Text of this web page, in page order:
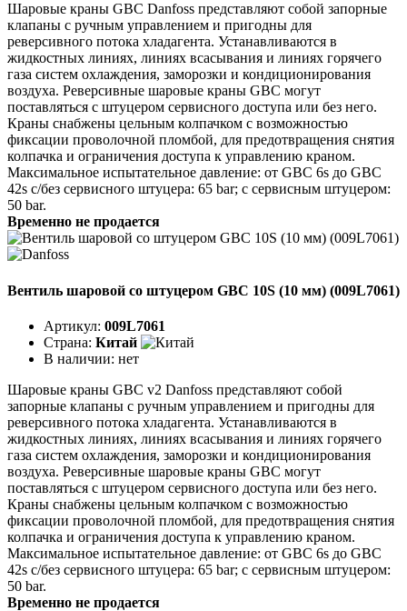
Шаровые краны GBC Danfoss представляют собой запорные
клапаны с ручным управлением и пригодны для
реверсивного потока хладагента. Устанавливаются в
жидкостных линиях, линиях всасывания и линиях горячего
газа систем охлаждения, заморозки и кондиционирования
воздуха. Реверсивные шаровые краны GBC могут
поставляться с штуцером сервисного доступа или без него.
Краны снабжены цельным колпачком с возможностью
фиксации проволочной пломбой, для предотвращения снятия
колпачка и ограничения доступа к управлению краном.
Максимальное испытательное давление: от GBC 6s до GBC
42s с/без сервисного штуцера: 65 bar; с сервисным штуцером:
50 bar.
Временно не продается
Вентиль шаровой со штуцером GBC 10S (10 мм) (009L7061)
Артикул: 009L7061
Страна: Китай
В наличии: нет
Шаровые краны GBC v2 Danfoss представляют собой
запорные клапаны с ручным управлением и пригодны для
реверсивного потока хладагента. Устанавливаются в
жидкостных линиях, линиях всасывания и линиях горячего
газа систем охлаждения, заморозки и кондиционирования
воздуха. Реверсивные шаровые краны GBC могут
поставляться с штуцером сервисного доступа или без него.
Краны снабжены цельным колпачком с возможностью
фиксации проволочной пломбой, для предотвращения снятия
колпачка и ограничения доступа к управлению краном.
Максимальное испытательное давление: от GBC 6s до GBC
42s с/без сервисного штуцера: 65 bar; с сервисным штуцером:
50 bar.
Временно не продается